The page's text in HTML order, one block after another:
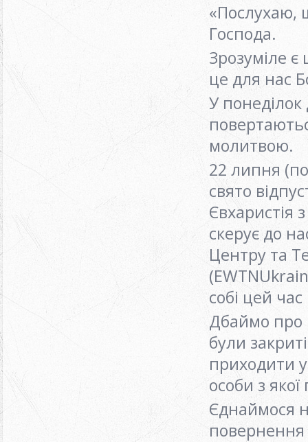
«Послухаю,
Господа.
Зрозуміле
це для нас
У понеділок
молитвою.
22 липня
свято
Євхаристія
скерує до
Центру та
собі цей
Дбаймо про
були
приходити
особи з
Єднаймося
повернення